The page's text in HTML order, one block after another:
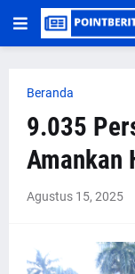
Beranda
9.035
Amankan
Agustus 15, 2025